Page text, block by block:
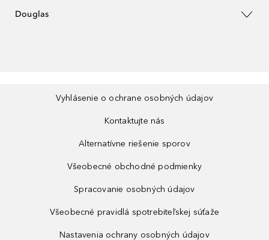
Douglas
Vyhlásenie o ochrane osobných údajov
Kontaktujte nás
Alternatívne riešenie sporov
Všeobecné obchodné podmienky
Spracovanie osobných údajov
Všeobecné pravidlá spotrebiteľskej súťaže
Nastavenia ochrany osobných údajov